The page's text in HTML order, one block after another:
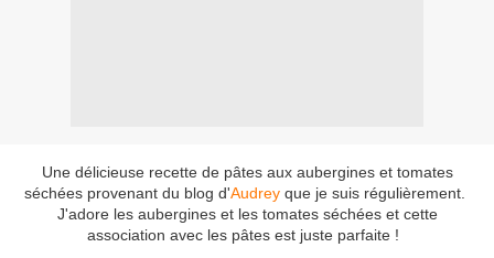
Une délicieuse recette de pâtes aux aubergines et tomates
séchées provenant du blog d'Audrey que je suis régulièrement.
J'adore les aubergines et les tomates séchées et cette
association avec les pâtes est juste parfaite !